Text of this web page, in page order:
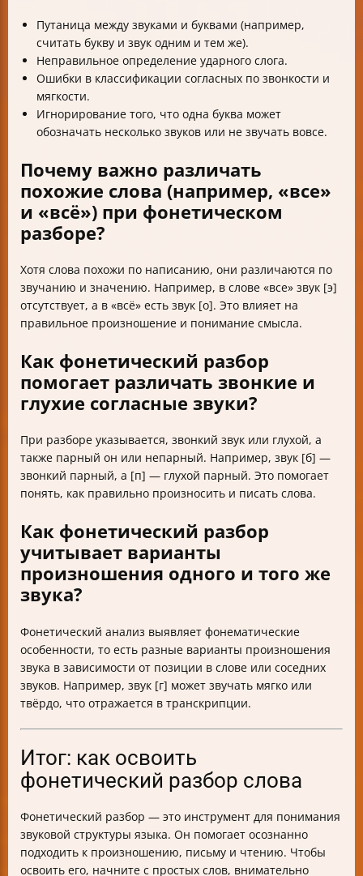
Путаница между звуками и буквами (например,
считать букву и звук одним и тем же).
Неправильное определение ударного слога.
Ошибки в классификации согласных по звонкости и
мягкости.
Игнорирование того, что одна буква может
обозначать несколько звуков или не звучать вовсе.
Почему важно различать
похожие слова (например, «все»
и «всё») при фонетическом
разборе?
Хотя слова похожи по написанию, они различаются по
звучанию и значению. Например, в слове «все» звук [э]
отсутствует, а в «всё» есть звук [о]. Это влияет на
правильное произношение и понимание смысла.
Как фонетический разбор
помогает различать звонкие и
глухие согласные звуки?
При разборе указывается, звонкий звук или глухой, а
также парный он или непарный. Например, звук [б] —
звонкий парный, а [п] — глухой парный. Это помогает
понять, как правильно произносить и писать слова.
Как фонетический разбор
учитывает варианты
произношения одного и того же
звука?
Фонетический анализ выявляет фонематические
особенности, то есть разные варианты произношения
звука в зависимости от позиции в слове или соседних
звуков. Например, звук [г] может звучать мягко или
твёрдо, что отражается в транскрипции.
Итог: как освоить
фонетический разбор слова
Фонетический разбор — это инструмент для понимания
звуковой структуры языка. Он помогает осознанно
подходить к произношению, письму и чтению. Чтобы
освоить его, начните с простых слов, внимательно